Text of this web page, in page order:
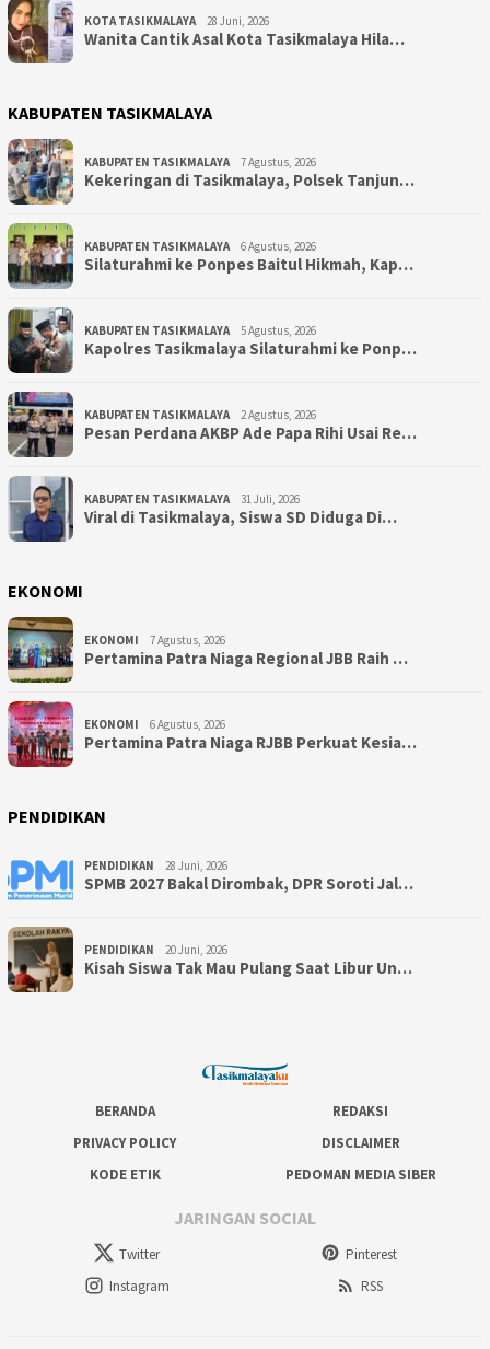
KOTA TASIKMALAYA 28 Juni, 2026
Wanita Cantik Asal Kota Tasikmalaya Hila…
KABUPATEN TASIKMALAYA
KABUPATEN TASIKMALAYA 7 Agustus, 2026
Kekeringan di Tasikmalaya, Polsek Tanjun…
KABUPATEN TASIKMALAYA 6 Agustus, 2026
Silaturahmi ke Ponpes Baitul Hikmah, Kap…
KABUPATEN TASIKMALAYA 5 Agustus, 2026
Kapolres Tasikmalaya Silaturahmi ke Ponp…
KABUPATEN TASIKMALAYA 2 Agustus, 2026
Pesan Perdana AKBP Ade Papa Rihi Usai Re…
KABUPATEN TASIKMALAYA 31 Juli, 2026
Viral di Tasikmalaya, Siswa SD Diduga Di…
EKONOMI
EKONOMI 7 Agustus, 2026
Pertamina Patra Niaga Regional JBB Raih …
EKONOMI 6 Agustus, 2026
Pertamina Patra Niaga RJBB Perkuat Kesia…
PENDIDIKAN
PENDIDIKAN 28 Juni, 2026
SPMB 2027 Bakal Dirombak, DPR Soroti Jal…
PENDIDIKAN 20 Juni, 2026
Kisah Siswa Tak Mau Pulang Saat Libur Un…
BERANDA
REDAKSI
PRIVACY POLICY
DISCLAIMER
KODE ETIK
PEDOMAN MEDIA SIBER
JARINGAN SOCIAL
Twitter
Pinterest
Instagram
RSS